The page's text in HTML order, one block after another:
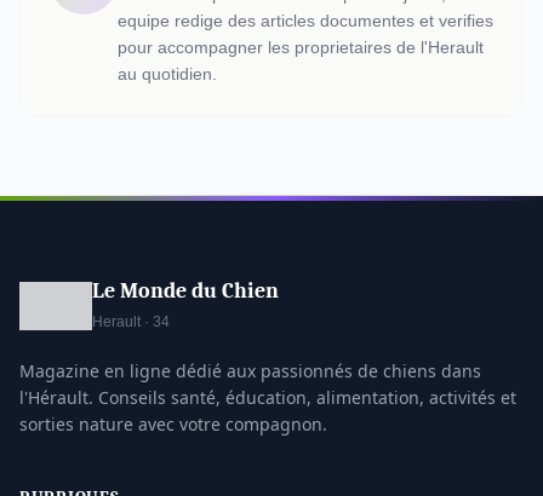
equipe redige des articles documentes et verifies
pour accompagner les proprietaires de l'Herault
au quotidien.
Le Monde du Chien
Herault · 34
Magazine en ligne dédié aux passionnés de chiens dans
l'Hérault. Conseils santé, éducation, alimentation, activités et
sorties nature avec votre compagnon.